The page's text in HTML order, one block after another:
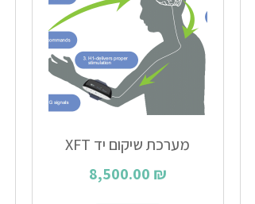
מערכת שיקום יד XFT
8,500.00 ₪